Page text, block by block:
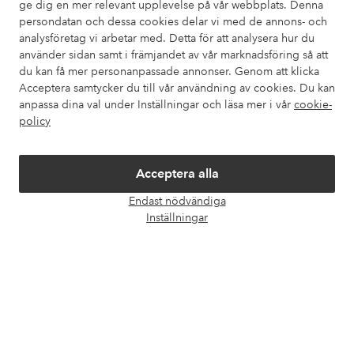
ge dig en mer relevant upplevelse på vår webbplats. Denna
persondatan och dessa cookies delar vi med de annons- och
analysföretag vi arbetar med. Detta för att analysera hur du
använder sidan samt i främjandet av vår marknadsföring så att
du kan få mer personanpassade annonser. Genom att klicka
Acceptera samtycker du till vår användning av cookies. Du kan
anpassa dina val under Inställningar och läsa mer i vår cookie-
policy
Acceptera alla
Endast nödvändiga
Inställningar
Om Ellos
Våra tjänster
Villkor